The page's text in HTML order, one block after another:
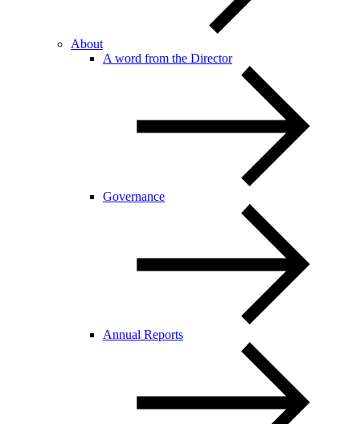
About
A word from the Director
Governance
Annual Reports